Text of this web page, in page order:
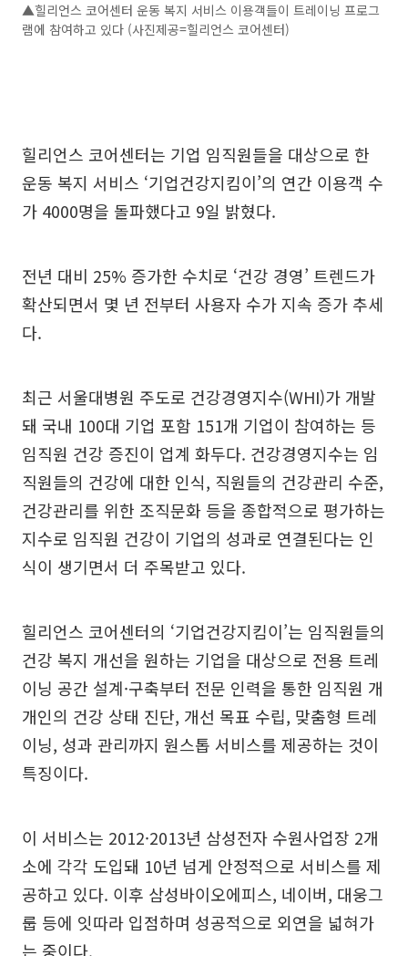
▲힐리언스 코어센터 운동 복지 서비스 이용객들이 트레이닝 프로그
램에 참여하고 있다 (사진제공=힐리언스 코어센터)
힐리언스 코어센터는 기업 임직원들을 대상으로 한
운동 복지 서비스 ‘기업건강지킴이’의 연간 이용객 수
가 4000명을 돌파했다고 9일 밝혔다.
전년 대비 25% 증가한 수치로 ‘건강 경영’ 트렌드가
확산되면서 몇 년 전부터 사용자 수가 지속 증가 추세
다.
최근 서울대병원 주도로 건강경영지수(WHI)가 개발
돼 국내 100대 기업 포함 151개 기업이 참여하는 등
임직원 건강 증진이 업계 화두다. 건강경영지수는 임
직원들의 건강에 대한 인식, 직원들의 건강관리 수준,
건강관리를 위한 조직문화 등을 종합적으로 평가하는
지수로 임직원 건강이 기업의 성과로 연결된다는 인
식이 생기면서 더 주목받고 있다.
힐리언스 코어센터의 ‘기업건강지킴이’는 임직원들의
건강 복지 개선을 원하는 기업을 대상으로 전용 트레
이닝 공간 설계·구축부터 전문 인력을 통한 임직원 개
개인의 건강 상태 진단, 개선 목표 수립, 맞춤형 트레
이닝, 성과 관리까지 원스톱 서비스를 제공하는 것이
특징이다.
이 서비스는 2012·2013년 삼성전자 수원사업장 2개
소에 각각 도입돼 10년 넘게 안정적으로 서비스를 제
공하고 있다. 이후 삼성바이오에피스, 네이버, 대웅그
룹 등에 잇따라 입점하며 성공적으로 외연을 넓혀가
는 중이다.